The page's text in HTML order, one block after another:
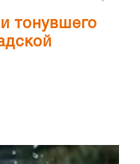
тонувшего